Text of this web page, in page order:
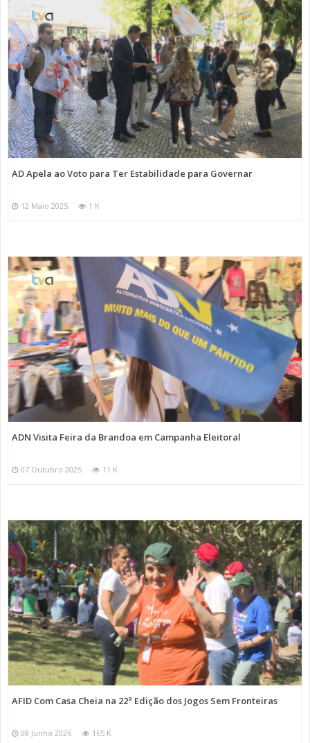
AD Apela ao Voto para Ter Estabilidade para Governar
12 Maio 2025 1 K
ADN Visita Feira da Brandoa em Campanha Eleitoral
07 Outubro 2025 11 K
AFID Com Casa Cheia na 22ª Edição dos Jogos Sem Fronteiras
08 Junho 2026 165 K